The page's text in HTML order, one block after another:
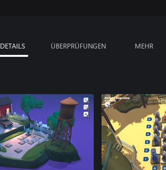
DETAILS ÜBERPRÜFUNGEN MEHR